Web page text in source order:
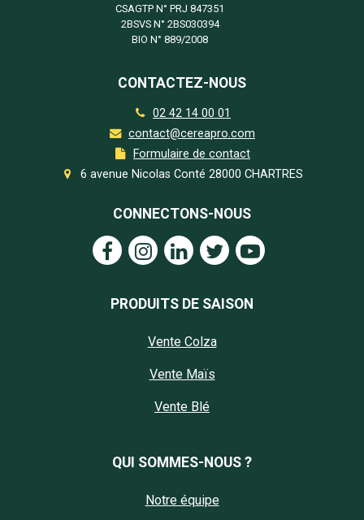
CSAGTP N° PRJ 847351
2BSVS N° 2BS030394
BIO N° 889/2008
CONTACTEZ-NOUS
02 42 14 00 01
contact@cereapro.com
Formulaire de contact
6 avenue Nicolas Conté 28000 CHARTRES
CONNECTONS-NOUS
PRODUITS DE SAISON
Vente Colza
Vente Maïs
Vente Blé
QUI SOMMES-NOUS ?
Notre équipe